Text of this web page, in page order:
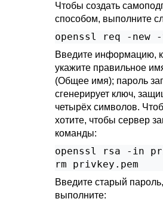
Чтобы создать
способом, выполните
openssl req -
Введите информацию,
укажите правильное
(Общее имя); пароль
сгенерирует ключ,
четырёх символов.
хотите, чтобы сервер
команды:
openssl rsa -in
rm privkey.pem
Введите старый
выполните: